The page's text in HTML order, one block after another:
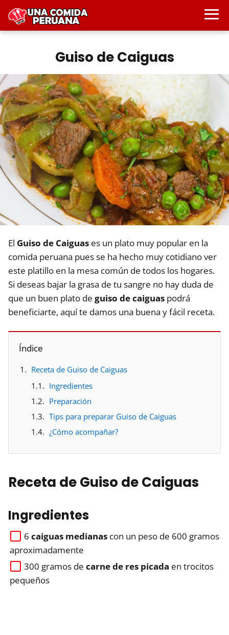
Guiso de Caiguas
El Guiso de Caiguas es un plato muy popular en la
comida peruana pues se ha hecho muy cotidiano ver
este platillo en la mesa común de todos los hogares.
Si deseas bajar la grasa de tu sangre no hay duda de
que un buen plato de guiso de caiguas podrá
beneficiarte, aquí te damos una buena y fácil receta.
Índice
Receta de Guiso de Caiguas
Ingredientes
Preparación
Tips para preparar Guiso de Caiguas
¿Cómo acompañar?
Receta de Guiso de Caiguas
Ingredientes
6 caiguas medianas con un peso de 600 gramos
aproximadamente
300 gramos de carne de res picada en trocitos
pequeños